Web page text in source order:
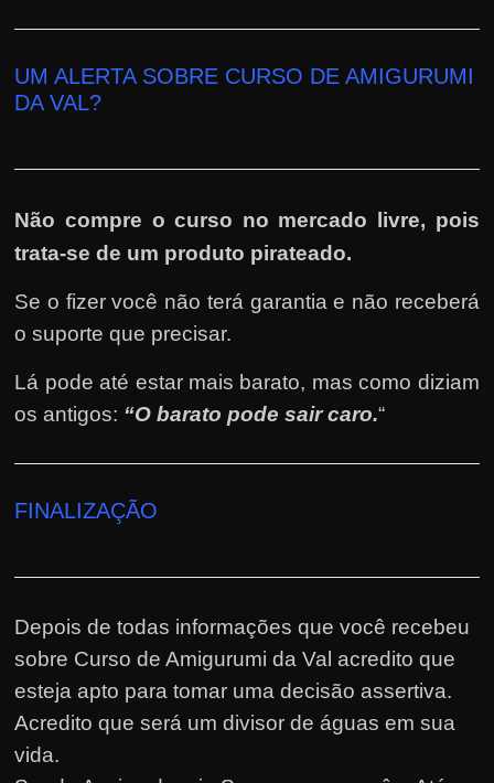
UM ALERTA SOBRE CURSO DE AMIGURUMI
DA VAL?
Não compre o curso no mercado livre, pois
trata-se de um produto pirateado.
Se o fizer você não terá garantia e não receberá
o suporte que precisar.
Lá pode até estar mais barato, mas como diziam
os antigos: “O barato pode sair caro.“
FINALIZAÇÃO
Depois de todas informações que você recebeu
sobre Curso de Amigurumi da Val acredito que
esteja apto para tomar uma decisão assertiva.
Acredito que será um divisor de águas em sua
vida.